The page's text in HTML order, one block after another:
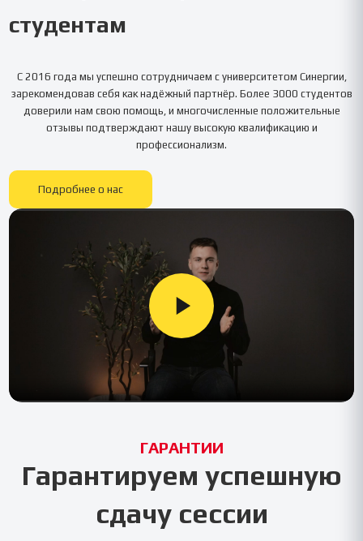
студентам
С 2016 года мы успешно сотрудничаем с университетом Синергии
зарекомендовав себя как надёжный партнёр. Более 3000 студентов
доверили нам свою помощь, и многочисленные положительные
отзывы подтверждают нашу высокую квалификацию и
профессионализм.
Подробнее о нас
ГАРАНТИИ
Гарантируем успешную
сдачу сессии